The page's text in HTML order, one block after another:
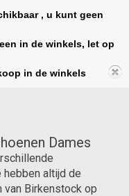
Dames
altijd de
Birkenstock op
, u kunt geen
in de winkels, let op
in de winkels